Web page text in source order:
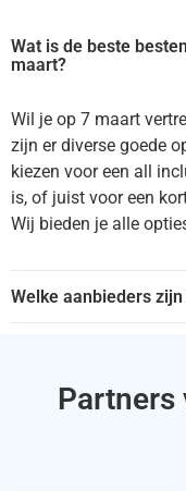
Wat is de beste
maart?
Wil je op 7 maart
zijn er diverse goede
kiezen voor een all
is, of juist voor een
Wij bieden je alle
Welke aanbieders
Partners